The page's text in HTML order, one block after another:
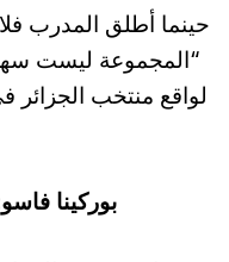
حينما أطلق المدرب
“المجموعة ليست
لواقع منتخب الجزائر
بوركينا